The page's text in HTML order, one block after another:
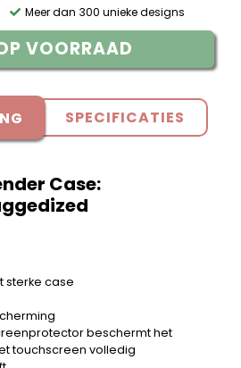
Meer dan 300 unieke designs
VOORRAAD
SPECIFICATIES
Case:
sterke case
beschermt het
touchscreen volledig